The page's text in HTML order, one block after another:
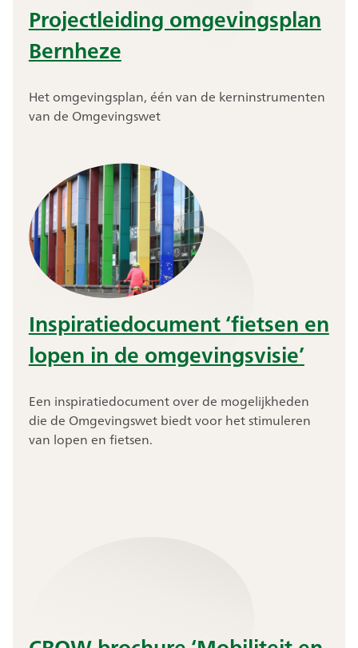
Projectleiding omgevingsplan
Bernheze
Het omgevingsplan, één van de kerninstrumenten
van de Omgevingswet
Inspiratiedocument ‘fietsen en
lopen in de omgevingsvisie’
Een inspiratiedocument over de mogelijkheden
die de Omgevingswet biedt voor het stimuleren
van lopen en fietsen.